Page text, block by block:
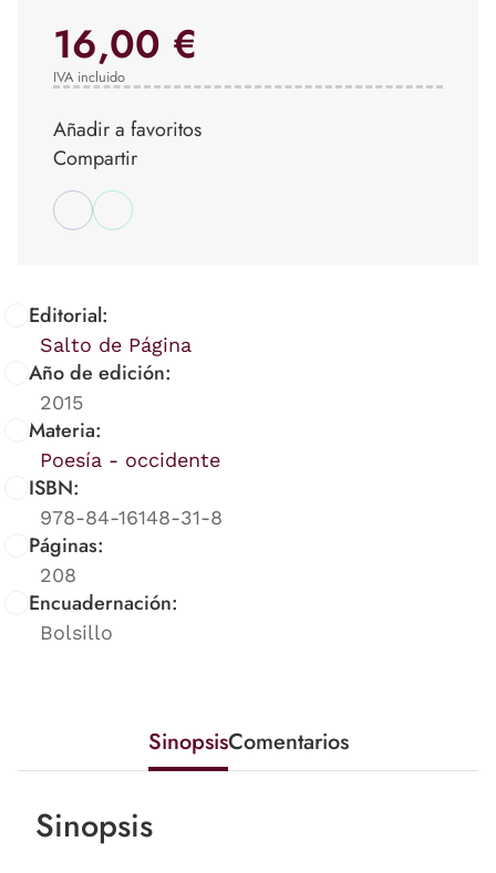
Editorial:
Salto de Página
Año de edición:
2015
Materia:
Poesía - occidente
ISBN:
978-84-16148-31-8
Páginas:
208
Encuadernación:
Bolsillo
16,00 €
IVA incluido
Añadir a favoritos
Compartir
SinopsisComentarios
Sinopsis